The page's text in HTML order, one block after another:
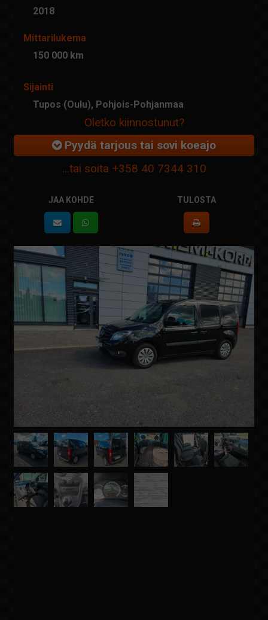
2018
Mittarilukema
150 000 km
Sijainti
Tupos (Oulu), Pohjois-Pohjanmaa
Oletko kiinnostunut?
Pyydä tarjous tai sovi koeajo
...tai soita +358 40 7344 310
JAA KOHDE TULOSTA